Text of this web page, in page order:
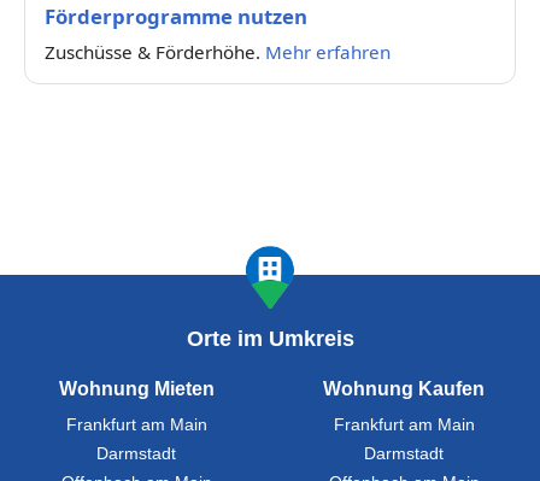
Förderprogramme nutzen
Zuschüsse & Förderhöhe. Mehr erfahren
Orte im Umkreis
Wohnung Mieten
Frankfurt am Main
Darmstadt
Wohnung Kaufen
Frankfurt am Main
Darmstadt